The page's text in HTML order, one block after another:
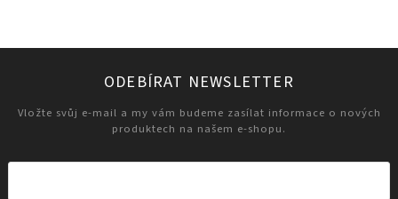
ODEBÍRAT NEWSLETTER
Vložte svůj e-mail a my vám budeme zasílat informace o nových
produktech na našem e-shopu.